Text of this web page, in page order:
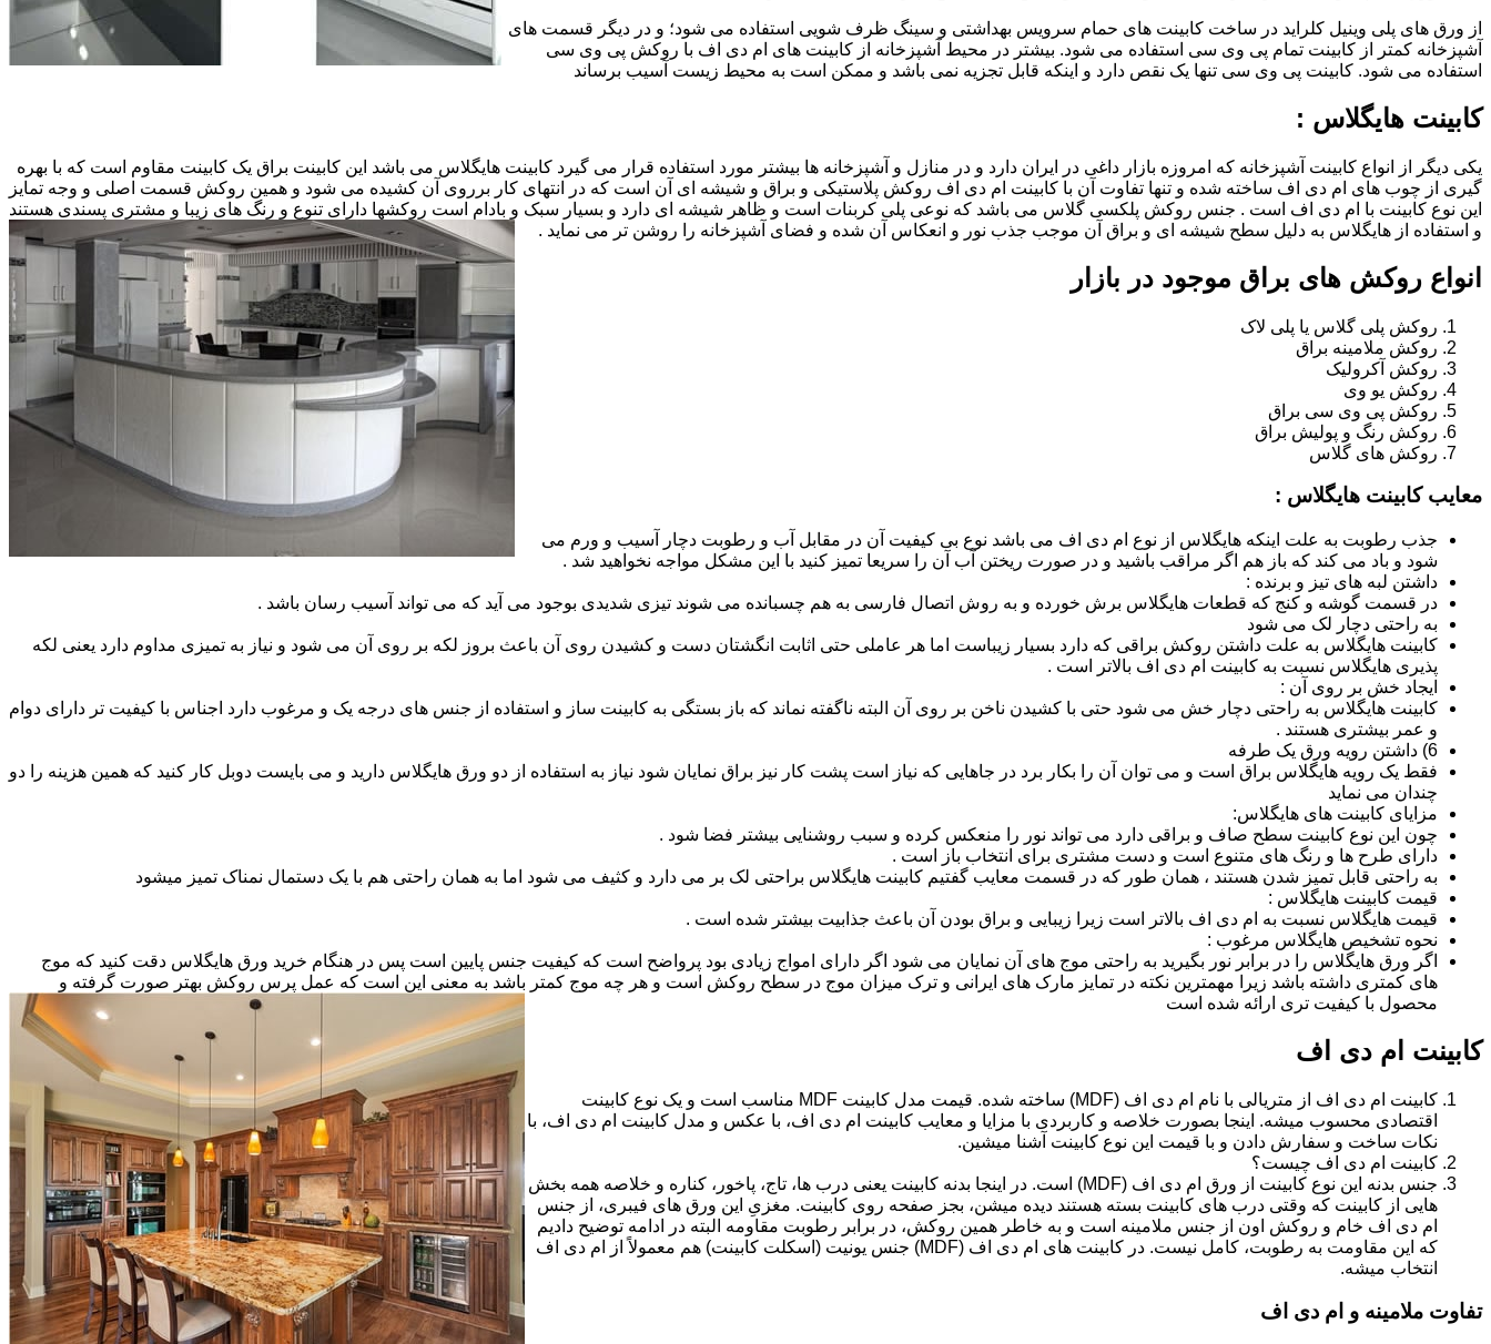
از ورق های پلی وینیل کلراید در ساخت کابینت های حمام سرویس بهداشتی و سینگ ظرف شویی استفاده می شود؛ و در دیگر قسمت های
آشپزخانه کمتر از کابینت تمام پی وی سی استفاده می شود. بیشتر در محیط آشپزخانه از کابینت های ام دی اف با روکش پی وی سی
استفاده می شود. کابینت پی وی سی تنها یک نقص دارد و اینکه قابل تجزیه نمی باشد و ممکن است به محیط زیست آسیب برساند
کابینت هایگلاس :
یکی دیگر از انواع کابینت آشپزخانه که امروزه بازار داغی در ایران دارد و در منازل و آشپزخانه ها بیشتر مورد استفاده قرار می گیرد کابینت هایگلاس می باشد این کابینت براق یک کابینت مقاوم است که با بهره
گیری از چوب های ام دی اف ساخته شده و تنها تفاوت آن با کابینت ام دی اف روکش پلاستیکی و براق و شیشه ای آن است که در انتهای کار برروی آن کشیده می شود و همین روکش قسمت اصلی و وجه تمایز
این نوع کابینت با ام دی اف است . جنس روکش پلکسی گلاس می باشد که نوعی پلی کربنات است و ظاهر شیشه ای دارد و بسیار سبک و بادام است روکشها دارای تنوع و رنگ های زیبا و مشتری پسندی هستند
و استفاده از هایگلاس به دلیل سطح شیشه ای و براق آن موجب جذب نور و انعکاس آن شده و فضای آشپزخانه را روشن تر می نماید .
انواع روکش های براق موجود در بازار
روکش پلی گلاس یا پلی لاک
روکش ملامینه براق
روکش آکرولیک
روکش یو وی
روکش پی وی سی براق
روکش رنگ و پولیش براق
روکش های گلاس
معایب کابینت هایگلاس :
جذب رطوبت به علت اینکه هایگلاس از نوع ام دی اف می باشد نوع بی کیفیت آن در مقابل آب و رطوبت دچار آسیب و ورم می
شود و باد می کند که باز هم اگر مراقب باشید و در صورت ریختن آب آن را سریعا تمیز کنید با این مشکل مواجه نخواهید شد .
داشتن لبه های تیز و برنده :
در قسمت گوشه و کنج که قطعات هایگلاس برش خورده و به روش اتصال فارسی به هم چسبانده می شوند تیزی شدیدی بوجود می آید که می تواند آسیب رسان باشد .
به راحتی دچار لک می شود
کابینت هایگلاس به علت داشتن روکش براقی که دارد بسیار زیباست اما هر عاملی حتی اثابت انگشتان دست و کشیدن روی آن باعث بروز لکه بر روی آن می شود و نیاز به تمیزی مداوم دارد یعنی لکه
پذیری هایگلاس نسبت به کابینت ام دی اف بالاتر است .
ایجاد خش بر روی آن :
کابینت هایگلاس به راحتی دچار خش می شود حتی با کشیدن ناخن بر روی آن البته ناگفته نماند که باز بستگی به کابینت ساز و استفاده از جنس های درجه یک و مرغوب دارد اجناس با کیفیت تر دارای دوام
و عمر بیشتری هستند .
6) داشتن رویه ورق یک طرفه
فقط یک رویه هایگلاس براق است و می توان آن را بکار برد در جاهایی که نیاز است پشت کار نیز براق نمایان شود نیاز به استفاده از دو ورق هایگلاس دارید و می بایست دوبل کار کنید که همین هزینه را دو
چندان می نماید
مزایای کابینت های هایگلاس:
چون این نوع کابینت سطح صاف و براقی دارد می تواند نور را منعکس کرده و سبب روشنایی بیشتر فضا شود .
دارای طرح ها و رنگ های متنوع است و دست مشتری برای انتخاب باز است .
به راحتی قابل تمیز شدن هستند ، همان طور که در قسمت معایب گفتیم کابینت هایگلاس براحتی لک بر می دارد و کثیف می شود اما به همان راحتی هم با یک دستمال نمناک تمیز میشود
قیمت کابینت هایگلاس :
قیمت هایگلاس نسبت به ام دی اف بالاتر است زیرا زیبایی و براق بودن آن باعث جذابیت بیشتر شده است .
نحوه تشخیص هایگلاس مرغوب :
اگر ورق هایگلاس را در برابر نور بگیرید به راحتی موج های آن نمایان می شود اگر دارای امواج زیادی بود پرواضح است که کیفیت جنس پایین است پس در هنگام خرید ورق هایگلاس دقت کنید که موج
های کمتری داشته باشد زیرا مهمترین نکته در تمایز مارک های ایرانی و ترک میزان موج در سطح روکش است و هر چه موج کمتر باشد به معنی این است که عمل پرس روکش بهتر صورت گرفته و
محصول با کیفیت تری ارائه شده است
کابینت ام دی اف
کابینت ام دی اف از متریالی با نام ام دی اف (MDF) ساخته شده. قیمت مدل کابینت MDF مناسب است و یک نوع کابینت
اقتصادی محسوب میشه. اینجا بصورت خلاصه و کاربردی با مزایا و معایب کابینت ام دی اف، با عکس و مدل کابینت ام دی اف، با
نکات ساخت و سفارش دادن و با قیمت این نوع کابینت آشنا میشین.
کابینت ام دی اف چیست؟
جنس بدنه این نوع کابینت از ورق ام دی اف (MDF) است. در اینجا بدنه کابینت یعنی درب ها، تاج، پاخور، کناره و خلاصه همه بخش
هایی از کابینت که وقتی درب های کابینت بسته هستند دیده میشن، بجز صفحه روی کابینت. مغزیِ این ورق های فیبری، از جنس
ام دی اف خام و روکش اون از جنس ملامینه است و به خاطر همین روکش، در برابر رطوبت مقاومه البته در ادامه توضیح دادیم
که این مقاومت به رطوبت، کامل نیست. در کابینت های ام دی اف (MDF) جنس یونیت (اسکلت کابینت) هم معمولاً از ام دی اف
انتخاب میشه.
تفاوت ملامینه و ام دی اف